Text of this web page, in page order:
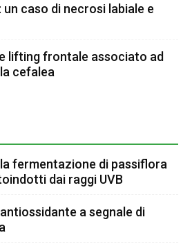
caso di necrosi labiale e
lifting frontale associato ad
cefalea
fermentazione di passiflora
dai raggi UVB
a segnale di